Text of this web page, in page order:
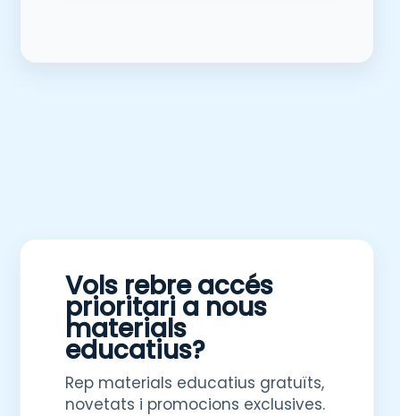
Vols rebre accés
prioritari a nous
materials
educatius?
Rep materials educatius gratuïts,
novetats i promocions exclusives.